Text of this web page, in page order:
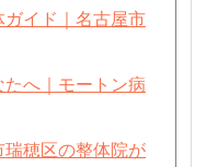
イド｜名古屋市
へ｜モートン病
穂区の整体院が